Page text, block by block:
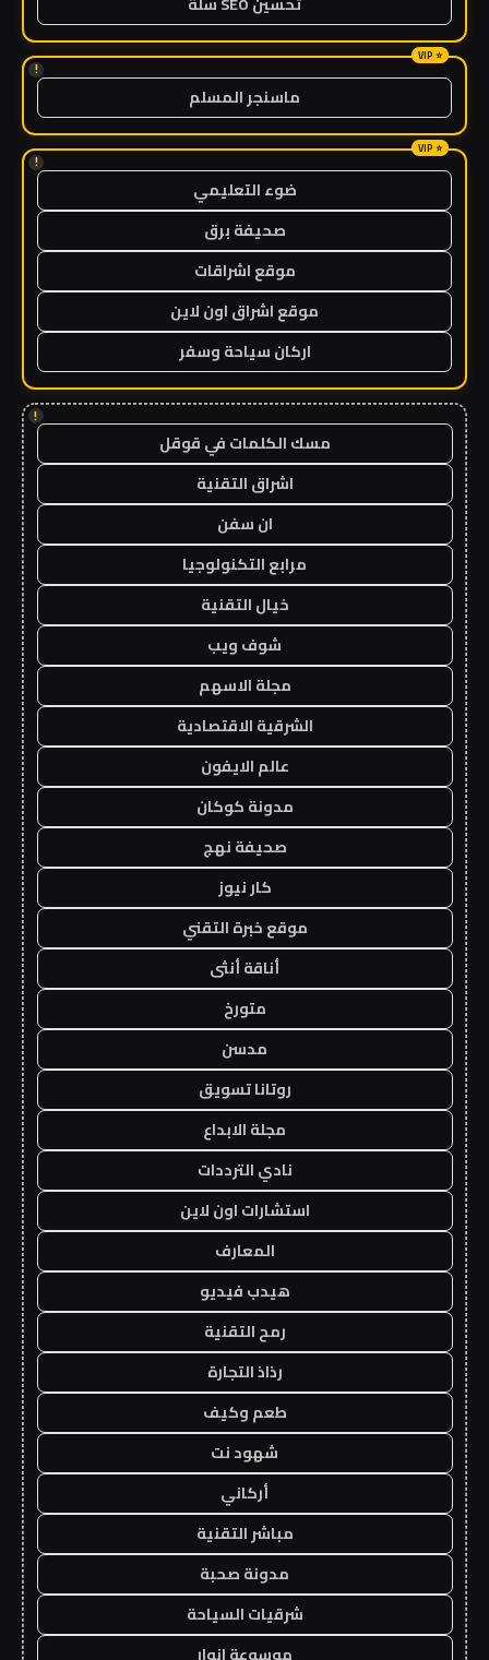
!
ماسنجر المسلم
!
ضوء التعليمي
صحيفة برق
موقع اشراقات
موقع اشراق اون لاين
اركان سياحة وسفر
!
مسك الكلمات في قوقل
اشراق التقنية
ان سفن
مرابع التكنولوجيا
خيال التقنية
شوف ويب
مجلة الاسهم
الشرقية الاقتصادية
عالم الايفون
مدونة كوكان
صحيفة نهج
كار نيوز
موقع خبرة التقني
أناقة أنثى
متورخ
مدسن
روتانا تسويق
مجلة الابداع
نادي الترددات
استشارات اون لاين
المعارف
هيدب فيديو
رمح التقنية
رذاذ التجارة
طعم وكيف
شهود نت
أركاني
مباشر التقنية
مدونة صحبة
شرقيات السياحة